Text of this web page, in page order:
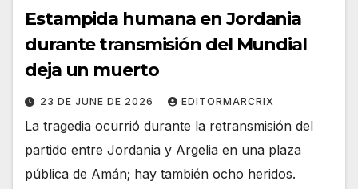
Estampida humana en Jordania
durante transmisión del Mundial
deja un muerto
23 DE JUNE DE 2026 EDITORMARCRIX
La tragedia ocurrió durante la retransmisión del
partido entre Jordania y Argelia en una plaza
pública de Amán; hay también ocho heridos.